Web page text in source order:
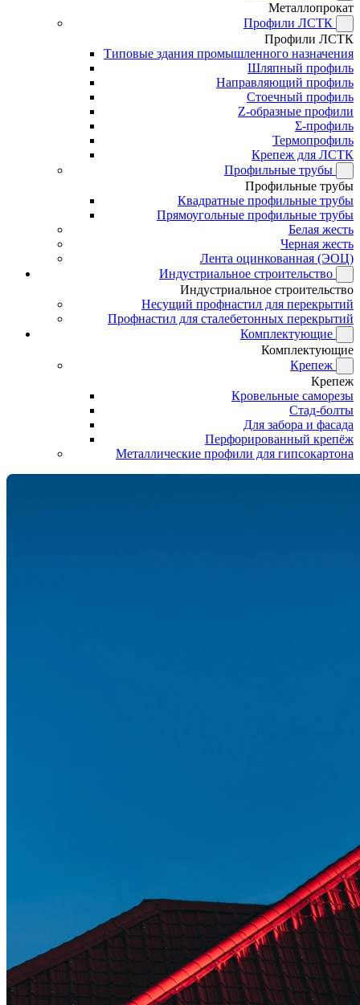
Металлопрокат
Профили ЛСТК
Профили ЛСТК
Типовые здания промышленного назначения
Шляпный профиль
Направляющий профиль
Стоечный профиль
Z-образные профили
Σ-профиль
Термопрофиль
Крепеж для ЛСТК
Профильные трубы
Профильные трубы
Квадратные профильные трубы
Прямоугольные профильные трубы
Белая жесть
Черная жесть
Лента оцинкованная (ЭОЦ)
Индустриальное строительство
Индустриальное строительство
Несущий профнастил для перекрытий
Профнастил для сталебетонных перекрытий
Комплектующие
Комплектующие
Крепеж
Крепеж
Кровельные саморезы
Стад-болты
Для забора и фасада
Перфорированный крепёж
Металлические профили для гипсокартона